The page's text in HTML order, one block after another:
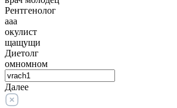
Рентгенолог
ааа
окулист
щащущи
Диетолг
омномном
Далее